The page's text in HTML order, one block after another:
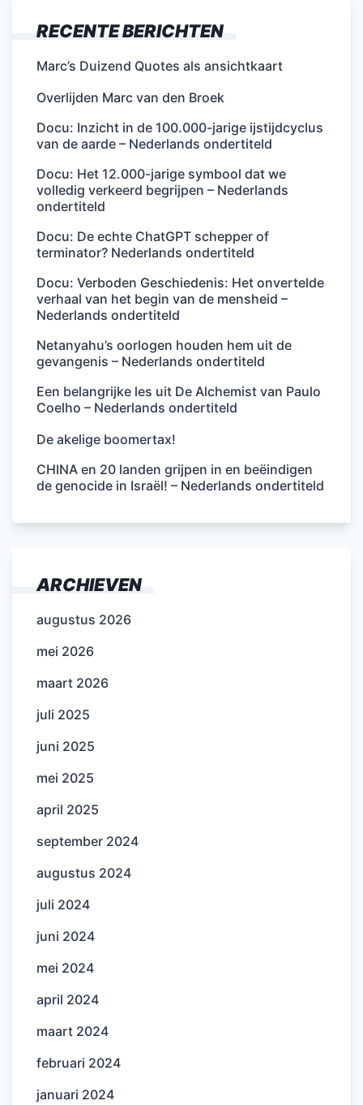
RECENTE BERICHTEN
Marc’s Duizend Quotes als ansichtkaart
Overlijden Marc van den Broek
Docu: Inzicht in de 100.000-jarige ijstijdcyclus
van de aarde – Nederlands ondertiteld
Docu: Het 12.000-jarige symbool dat we
volledig verkeerd begrijpen – Nederlands
ondertiteld
Docu: De echte ChatGPT schepper of
terminator? Nederlands ondertiteld
Docu: Verboden Geschiedenis: Het onvertelde
verhaal van het begin van de mensheid –
Nederlands ondertiteld
Netanyahu’s oorlogen houden hem uit de
gevangenis – Nederlands ondertiteld
Een belangrijke les uit De Alchemist van Paulo
Coelho – Nederlands ondertiteld
De akelige boomertax!
CHINA en 20 landen grijpen in en beëindigen
de genocide in Israël! – Nederlands ondertiteld
ARCHIEVEN
augustus 2026
mei 2026
maart 2026
juli 2025
juni 2025
mei 2025
april 2025
september 2024
augustus 2024
juli 2024
juni 2024
mei 2024
april 2024
maart 2024
februari 2024
januari 2024